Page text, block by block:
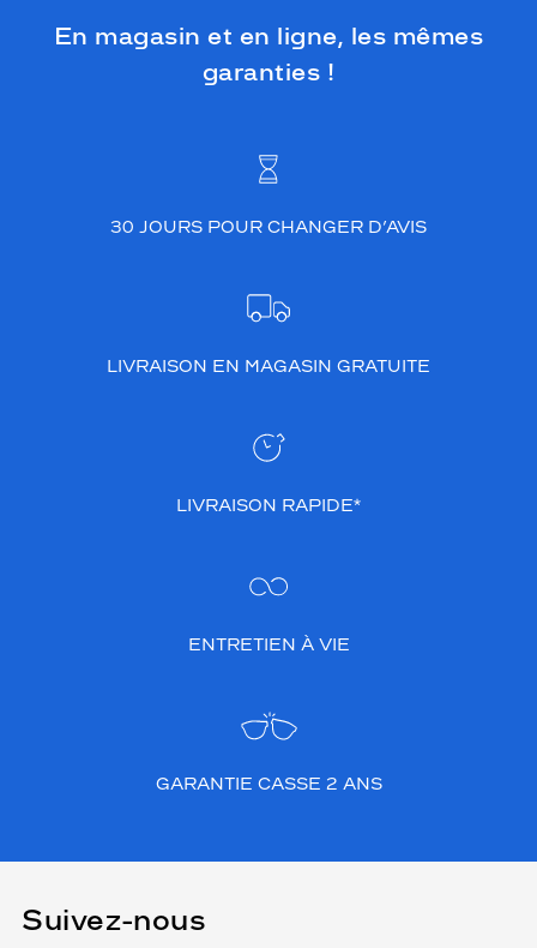
En magasin et en ligne, les mêmes
garanties !
30 JOURS POUR CHANGER D’AVIS
LIVRAISON EN MAGASIN GRATUITE
LIVRAISON RAPIDE*
ENTRETIEN À VIE
GARANTIE CASSE 2 ANS
Suivez-nous